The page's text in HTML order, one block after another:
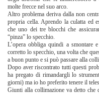
molte frecce nel suo arco.
Altro problema deriva dalla non
propria cella. Aprendo la culatta ed
che uno dei tre blocchi che
“pinza” lo specchio.
L’opera obbliga quindi a smontare
corretto lo specchio, una volta che
a buon punto e si può passare alla
Dopo aver riscontrato tutti questi
ha pregato di rimandargli lo
giorni) ma io ho preferito tenere il
Giunti alla collimazione va detto